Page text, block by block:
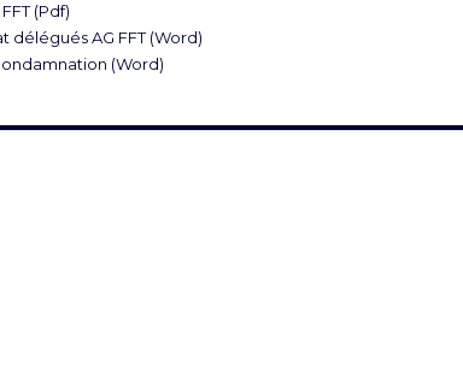
(Pdf)
délégués AG FFT(Word)
(Word)